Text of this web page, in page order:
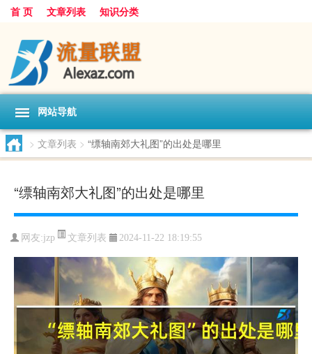
首 页 文章列表 知识分类
网站导航
> 文章列表 > “缥轴南郊大礼图”的出处是哪里
“缥轴南郊大礼图”的出处是哪里
网友:jzp 文章列表 2024-11-22 18:19:55